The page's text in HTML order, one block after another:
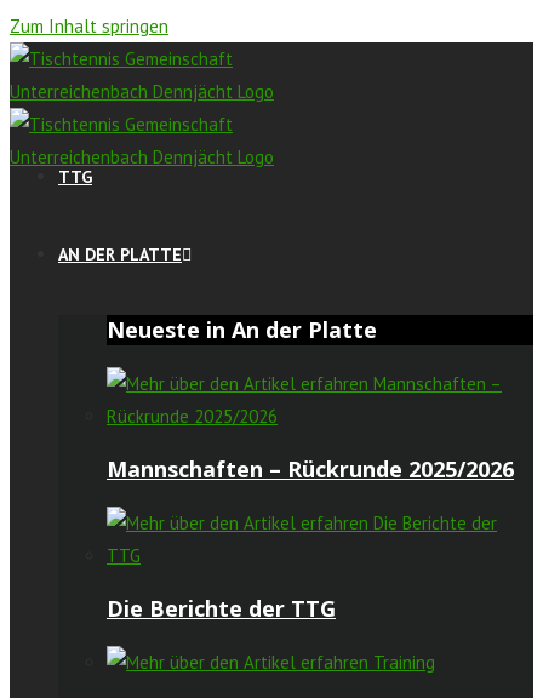
Zum Inhalt springen
TTG
AN DER PLATTE
Neueste in An der Platte
Mannschaften – Rückrunde 2025/2026
Die Berichte der TTG